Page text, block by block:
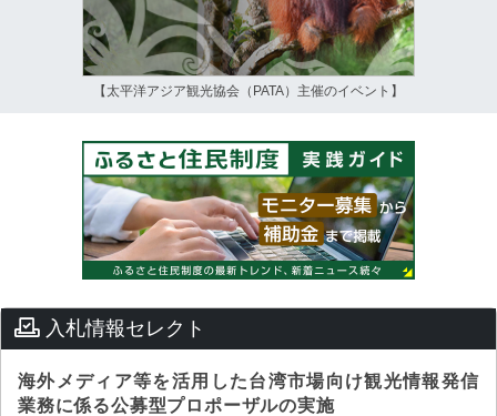
【太平洋アジア観光協会（PATA）主催のイベント】
入札情報セレクト
海外メディア等を活用した台湾市場向け観光情報発信
業務に係る公募型プロポーザルの実施